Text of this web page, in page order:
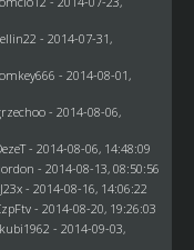
- 2014-07-31,
- 2014-08-01,
- 2014-08-06,
- 2014-08-06, 14:48:09
- 2014-08-13, 08:50:56
- 2014-08-16, 14:06:22
- 2014-08-20, 19:26:03
- 2014-09-03,